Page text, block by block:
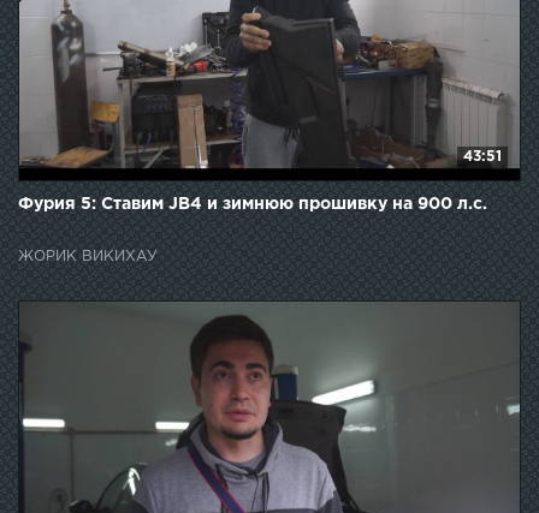
43:51
Фурия 5: Ставим JB4 и зимнюю прошивку на 900 л.с.
ЖОРИК ВИКИХАУ